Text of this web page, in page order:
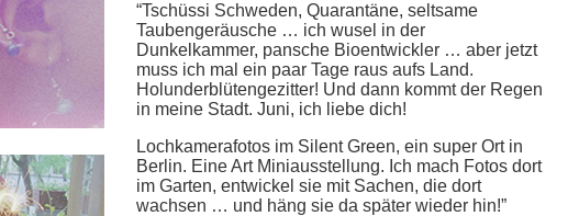
“Tschüssi Schweden, Quarantäne, seltsame
Taubengeräusche … ich wusel in der
Dunkelkammer, pansche Bioentwickler … aber jetzt
muss ich mal ein paar Tage raus aufs Land.
Holunderblütengezitter! Und dann kommt der Regen
in meine Stadt. Juni, ich liebe dich!
Lochkamerafotos im Silent Green, ein super Ort in
Berlin. Eine Art Miniausstellung. Ich mach Fotos dort
im Garten, entwickel sie mit Sachen, die dort
wachsen … und häng sie da später wieder hin!”